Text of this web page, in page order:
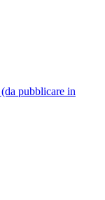
pubblicare in